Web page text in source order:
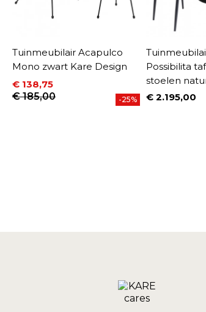
Tuinmeubilair Acapulco
Mono zwart Kare Design
Prijs
€ 138,75
Normale prijs
€ 185,00 -25%
Possibilita
stoelen
Prijs
€ 2.195,00